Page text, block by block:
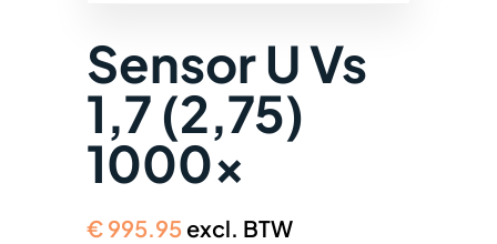
Sensor U Vs
1,7 (2,75)
1000x
€ 995.95excl. BTW